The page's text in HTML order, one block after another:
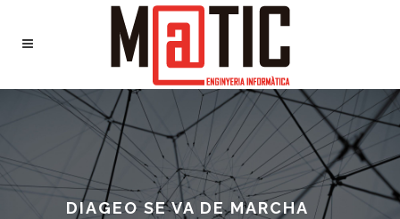
DIAGEO SE VA DE MARCHA